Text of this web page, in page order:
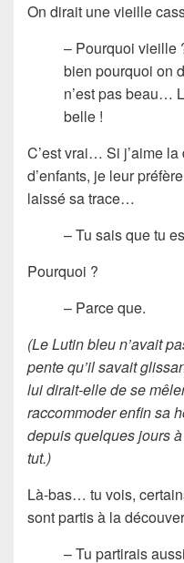
On dirait une vieille
– Pourquoi vieille
bien pourquoi on
n’est pas beau…
belle !
C’est vrai… Si j’aime
d’enfants, je leur
laissé sa trace…
– Tu sais que tu
Pourquoi ?
– Parce que.
(Le Lutin bleu n’avait
pente qu’il savait
lui dirait-elle de se
raccommoder enfin sa
depuis quelques jours
tut.)
Là-bas… tu vois,
sont partis à la
– Tu partirais